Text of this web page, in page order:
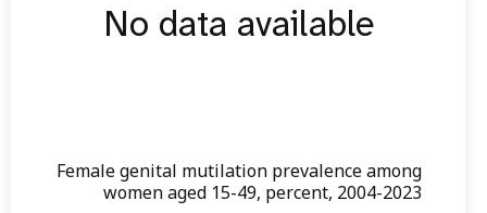
No data available
Female genital mutilation prevalence among
women aged 15-49, percent, 2004-2023